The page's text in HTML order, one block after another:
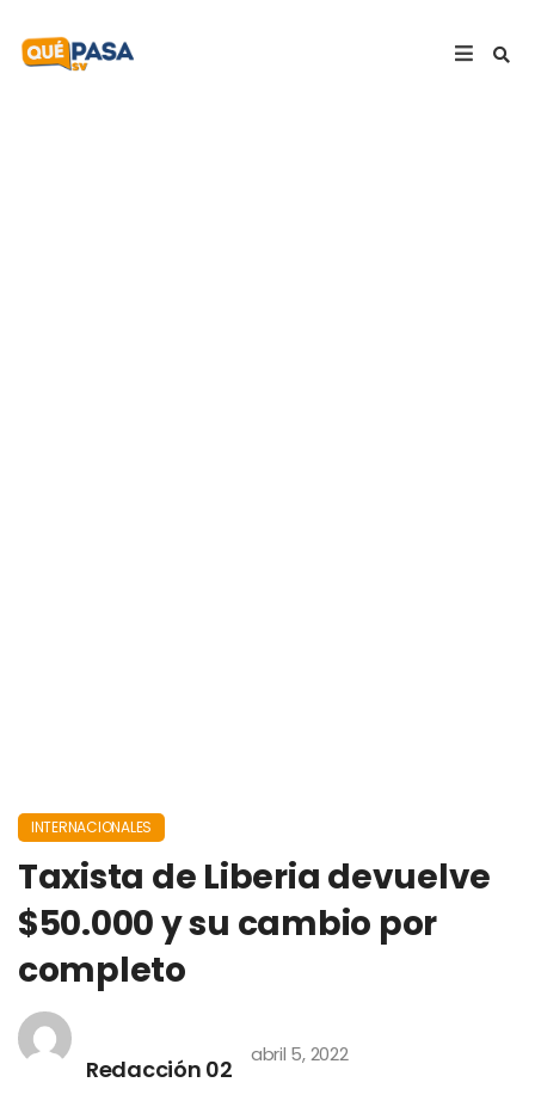
INTERNACIONALES
Taxista de Liberia devuelve
$50.000 y su cambio por
completo
Redacción 02
abril 5, 2022